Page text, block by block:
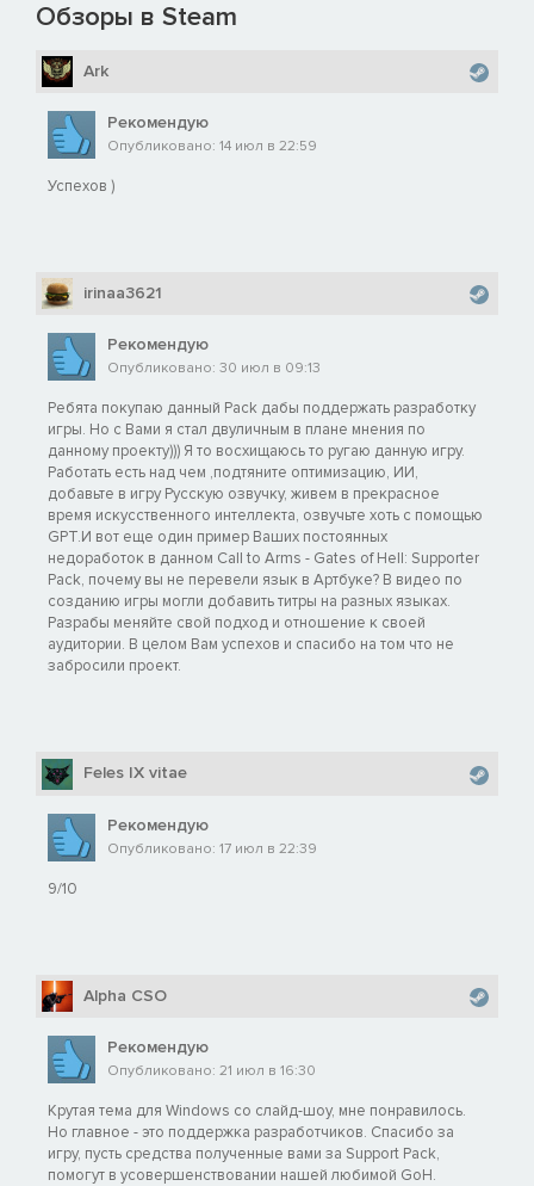
Обзоры в Steam
Ark
Рекомендую
Опубликовано: 14 июл в 22:59
Успехов )
irinaa3621
Рекомендую
Опубликовано: 30 июл в 09:13
Ребята покупаю данный Pack дабы поддержать разработку
игры. Но с Вами я стал двуличным в плане мнения по
данному проекту))) Я то восхищаюсь то ругаю данную игру.
Работать есть над чем ,подтяните оптимизацию, ИИ,
добавьте в игру Русскую озвучку, живем в прекрасное
время искусственного интеллекта, озвучьте хоть с помощью
GPT.И вот еще один пример Ваших постоянных
недоработок в данном Call to Arms - Gates of Hell: Supporter
Pack, почему вы не перевели язык в Артбуке? В видео по
созданию игры могли добавить титры на разных языках.
Разрабы меняйте свой подход и отношение к своей
аудитории. В целом Вам успехов и спасибо на том что не
забросили проект.
Feles IX vitae
Рекомендую
Опубликовано: 17 июл в 22:39
9/10
Alpha CSO
Рекомендую
Опубликовано: 21 июл в 16:30
Крутая тема для Windows со слайд-шоу, мне понравилось.
Но главное - это поддержка разработчиков. Спасибо за
игру, пусть средства полученные вами за Support Pack,
помогут в усовершенствовании нашей любимой GoH.